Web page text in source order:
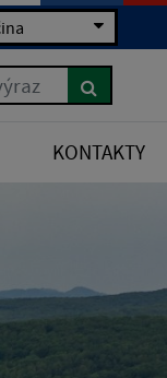
KONTAKTY